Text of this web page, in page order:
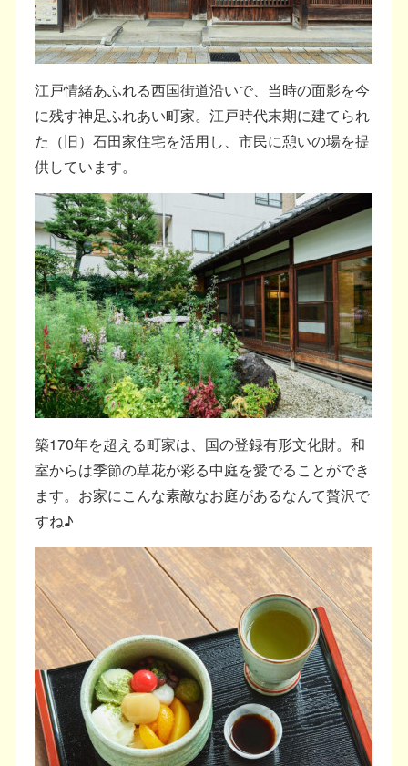
江戸情緒あふれる西国街道沿いで、当時の面影を今
に残す神足ふれあい町家。江戸時代末期に建てられ
た（旧）石田家住宅を活用し、市民に憩いの場を提
供しています。
築170年を超える町家は、国の登録有形文化財。和
室からは季節の草花が彩る中庭を愛でることができ
ます。お家にこんな素敵なお庭があるなんて贅沢で
すね♪